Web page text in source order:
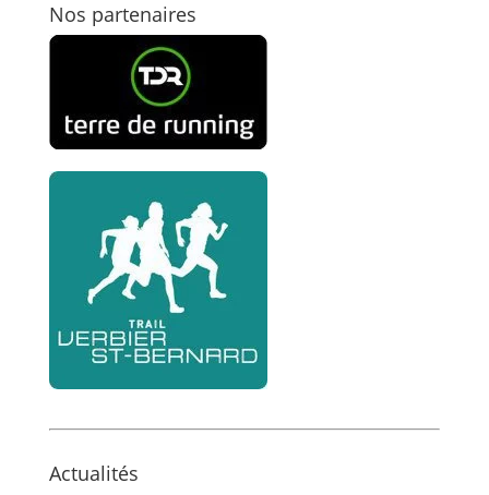
Nos partenaires
Actualités